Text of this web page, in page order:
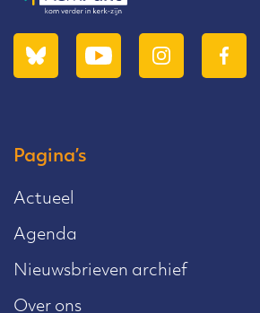
Pagina’s
Actueel
Agenda
Nieuwsbrieven archief
Over ons